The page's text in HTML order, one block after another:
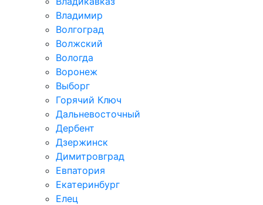
Владимир
Волгоград
Волжский
Вологда
Воронеж
Выборг
Горячий Ключ
Дальневосточный
Дербент
Дзержинск
Димитровград
Евпатория
Екатеринбург
Елец